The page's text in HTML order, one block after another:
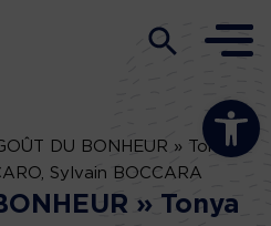
Ouvrir la
DU BONHEUR » Tonya
Sylvain BOCCARA
» Tonya